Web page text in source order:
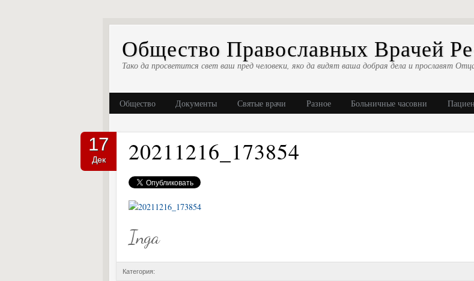
Общество Православных Врачей
Тако да просветится свет ваш пред человеки, яко да видят ваша добрая дела и прославят
Общество Документы Святые врачи Разное Больничные часовни
20211216_173854
17
Дек
Inga
Категория: